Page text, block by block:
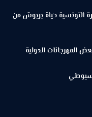
التونسية حياة بربوش من
المهرجانات الدولية